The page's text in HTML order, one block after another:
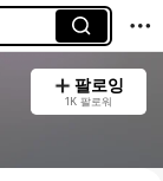
팔로잉
1K 팔로워